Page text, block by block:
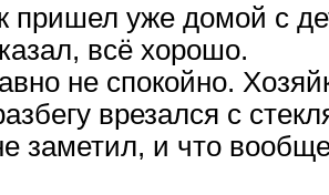
пришел уже домой с
всё хорошо.
не спокойно.
врезался с
заметил, и что